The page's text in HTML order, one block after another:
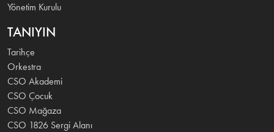
Yönetim Kurulu
TANIYIN
Tarihçe
Orkestra
CSO Akademi
CSO Çocuk
CSO Mağaza
CSO 1826 Sergi Alanı